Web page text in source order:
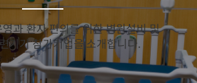
과 환자 편의를 위한 병원설비 및
기기 참가기업을 소개합니다.